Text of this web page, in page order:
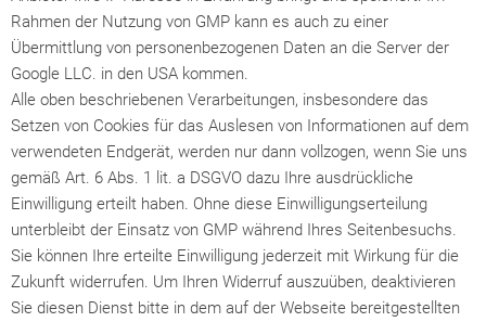
Rahmen der Nutzung von GMP kann es auch zu einer
Übermittlung von personenbezogenen Daten an die Server der
Google LLC. in den USA kommen.
Alle oben beschriebenen Verarbeitungen, insbesondere das
Setzen von Cookies für das Auslesen von Informationen auf dem
verwendeten Endgerät, werden nur dann vollzogen, wenn Sie uns
gemäß Art. 6 Abs. 1 lit. a DSGVO dazu Ihre ausdrückliche
Einwilligung erteilt haben. Ohne diese Einwilligungserteilung
unterbleibt der Einsatz von GMP während Ihres Seitenbesuchs.
Sie können Ihre erteilte Einwilligung jederzeit mit Wirkung für die
Zukunft widerrufen. Um Ihren Widerruf auszuüben, deaktivieren
Sie diesen Dienst bitte in dem auf der Webseite bereitgestellten